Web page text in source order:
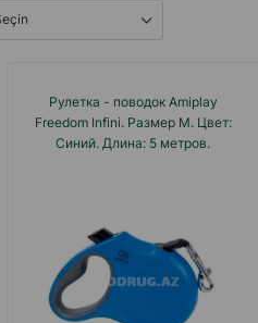
Рулетка - поводок Amiplay
Freedom Infini. Размер M. Цвет:
Синий. Длина: 5 метров.